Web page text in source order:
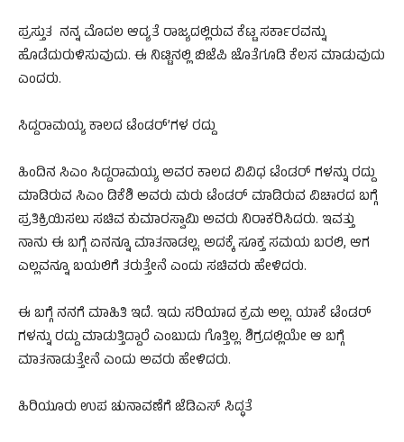
ಪ್ರಸ್ತುತ ನನ್ನ ಮೊದಲ ಆದ್ಯತೆ ರಾಜ್ಯದಲ್ಲಿರುವ ಕೆಟ್ಟ ಸರ್ಕಾರವನ್ನು
ಹೊಡೆದುರುಳಿಸುವುದು. ಈ ನಿಟ್ಟಿನಲ್ಲಿ ಬಿಜೆಪಿ ಜೊತೆಗೂಡಿ ಕೆಲಸ ಮಾಡುವುದು
ಎಂದರು.
ಸಿದ್ದರಾಮಯ್ಯ ಕಾಲದ ಟೆಂಡರ್’ಗಳ ರದ್ದು
ಹಿಂದಿನ ಸಿಎಂ ಸಿದ್ದರಾಮಯ್ಯ ಅವರ ಕಾಲದ ವಿವಿಧ ಟೆಂಡರ್ ಗಳನ್ನು ರದ್ದು
ಮಾಡಿರುವ ಸಿಎಂ ಡಿಕೆಶಿ ಅವರು ಮರು ಟೆಂಡರ್ ಮಾಡಿರುವ ವಿಚಾರದ ಬಗ್ಗೆ
ಪ್ರತಿಕ್ರಿಯಿಸಲು ಸಚಿವ ಕುಮಾರಸ್ವಾಮಿ ಅವರು ನಿರಾಕರಿಸಿದರು. ಇವತ್ತು
ನಾನು ಈ ಬಗ್ಗೆ ಏನನ್ನೂ ಮಾತನಾಡಲ್ಲ. ಅದಕ್ಕೆ ಸೂಕ್ತ ಸಮಯ ಬರಲಿ, ಆಗ
ಎಲ್ಲವನ್ನೂ ಬಯಲಿಗೆ ತರುತ್ತೇನೆ ಎಂದು ಸಚಿವರು ಹೇಳಿದರು.
ಈ ಬಗ್ಗೆ ನನಗೆ ಮಾಹಿತಿ ಇದೆ. ಇದು ಸರಿಯಾದ ಕ್ರಮ ಅಲ್ಲ. ಯಾಕೆ ಟೆಂಡರ್
ಗಳನ್ನು ರದ್ದು ಮಾಡುತ್ತಿದ್ದಾರೆ ಎಂಬುದು ಗೊತ್ತಿಲ್ಲ. ಶಿಗ್ರದಲ್ಲಿಯೇ ಆ ಬಗ್ಗೆ
ಮಾತನಾಡುತ್ತೇನೆ ಎಂದು ಅವರು ಹೇಳಿದರು.
ಹಿರಿಯೂರು ಉಪ ಚುನಾವಣೆಗೆ ಜೆಡಿಎಸ್ ಸಿದ್ಧತೆ